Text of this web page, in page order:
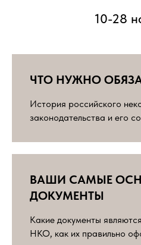
10-28
ЧТО НУЖНО
История российского
законодательства и его
ВАШИ САМЫЕ
ДОКУМЕНТЫ
Какие документы
НКО, как их правильно
ЗНАК
представителей
мы отмечаем знаком